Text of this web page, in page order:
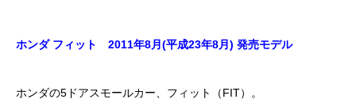
ホンダ フィット 2011年8月(平成23年8月) 発売モデル
ホンダの5ドアスモールカー、フィット（FIT）。